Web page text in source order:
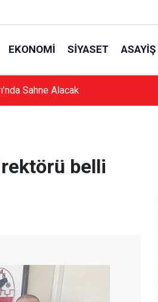
EKONOMI SIYASET ASAYIŞ
Sahne Alacak
belli